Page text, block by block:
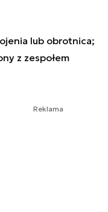
lub obrotnica;
z zespołem
Reklama